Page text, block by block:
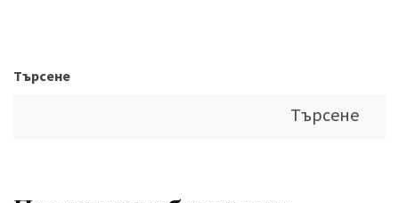
Търсене
Търсене